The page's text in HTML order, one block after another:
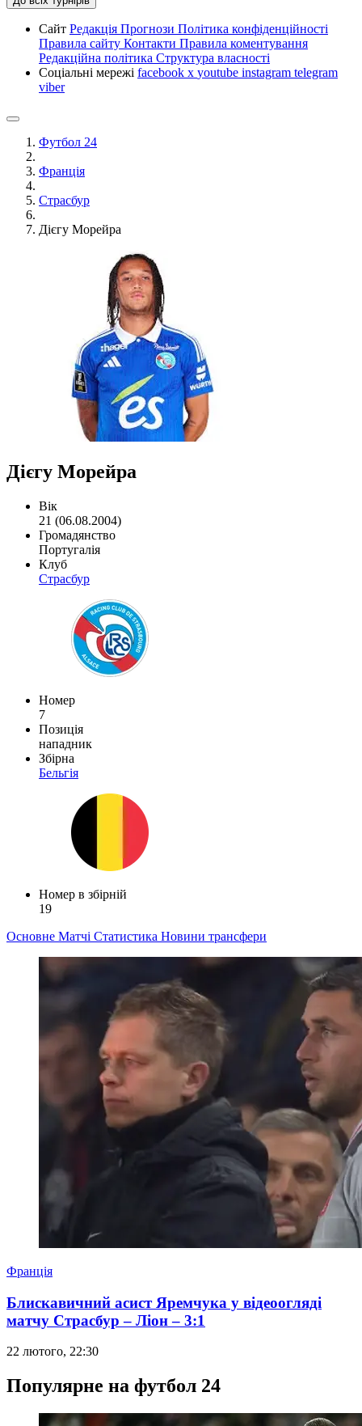
Сайт Редакція Прогнози Політика конфіденційності
Правила сайту Контакти Правила коментування
Редакційна політика Структура власності
Соціальні мережі facebook x youtube instagram telegram
viber
Футбол 24
Франція
Страсбур
Дієгу Морейра
Дієгу Морейра
Вік
21 (06.08.2004)
Громадянство
Португалія
Клуб
Страсбур
Номер
7
Позиція
нападник
Збірна
Бельгія
Номер в збірній
19
Основне Матчі Статистика Новини трансфери
Франція
Блискавичний асист Яремчука у відеоогляді
матчу Страсбур – Ліон – 3:1
22 лютого, 22:30
Популярне на футбол 24